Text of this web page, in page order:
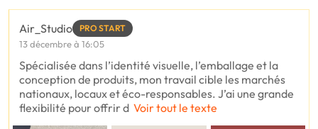
Air_Studio PRO START
13 décembre à 16:05
Spécialisée dans l’identité visuelle, l’emballage et la
conception de produits, mon travail cible les marchés
nationaux, locaux et éco-responsables. J’ai une grande
flexibilité pour offrir d Voir tout le texte